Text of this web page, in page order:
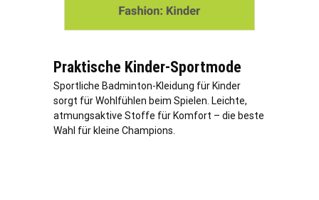
Praktische Kinder-Sportmode
Sportliche Badminton-Kleidung für Kinder
sorgt für Wohlfühlen beim Spielen. Leichte,
atmungsaktive Stoffe für Komfort – die beste
Wahl für kleine Champions.